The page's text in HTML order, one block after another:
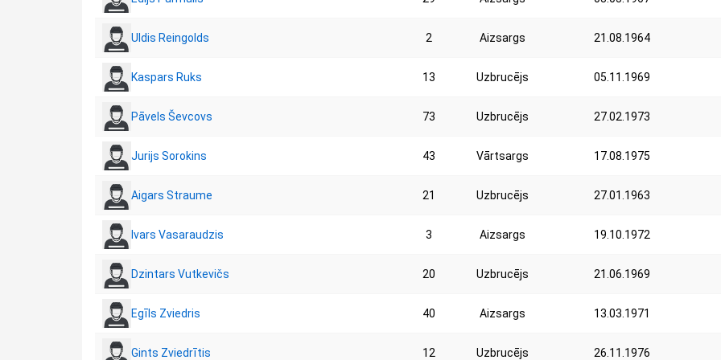
Uldis Reingolds 2 Aizsargs 21.08.1964
Kaspars Ruks 13 Uzbrucējs 05.11.1969
Pāvels Ševcovs 73 Uzbrucējs 27.02.1973
Jurijs Sorokins 43 Vārtsargs 17.08.1975
Aigars Straume 21 Uzbrucējs 27.01.1963
Ivars Vasaraudzis 3 Aizsargs 19.10.1972
Dzintars Vutkevičs 20 Uzbrucējs 21.06.1969
Egīls Zviedris 40 Aizsargs 13.03.1971
Gints Zviedrītis 12 Uzbrucējs 26.11.1976